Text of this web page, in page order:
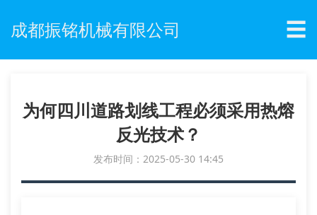
成都振铭机械有限公司 ☰
为何四川道路划线工程必须采用热熔
反光技术？
发布时间：2025-05-30 14:45